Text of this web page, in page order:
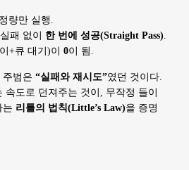
량만 실행.
패 없이 한 번에 성공(Straight Pass).
+큐 대기)이 0이 됨.
주범은 “실패와 재시도”였던 것이다.
속도로 던져주는 것이, 무작정 들이
는 리틀의 법칙(Little’s Law)을 증명